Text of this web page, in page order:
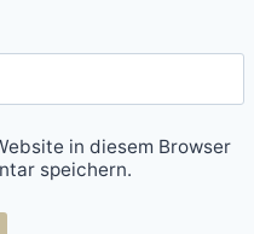
in diesem Browser
speichern.